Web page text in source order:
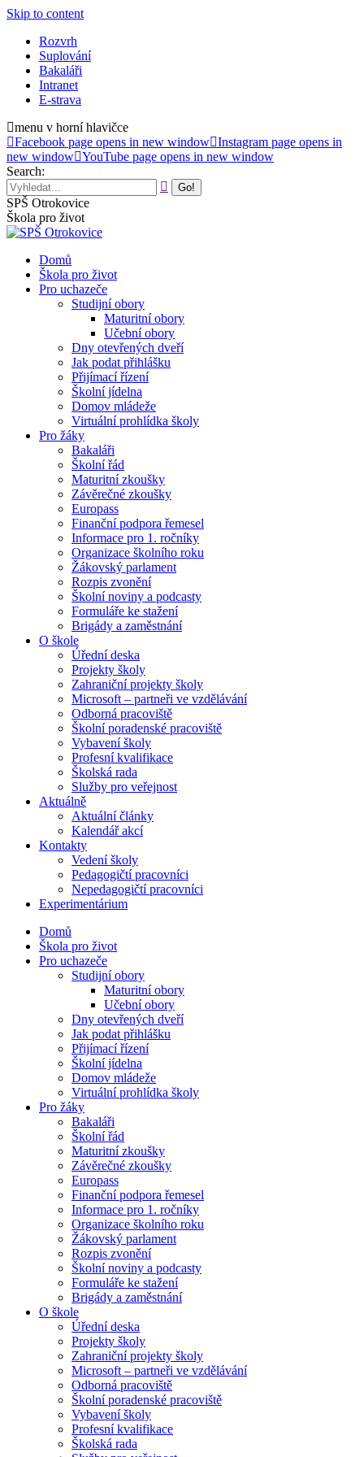
Skip to content
Rozvrh
Suplování
Bakaláři
Intranet
E-strava
menu v horní hlavičce
Facebook page opens in new window Instagram page opens in
new window YouTube page opens in new window
Search:
SPŠ Otrokovice
Škola pro život
Domů
Škola pro život
Pro uchazeče
Studijní obory
Maturitní obory
Učební obory
Dny otevřených dveří
Jak podat přihlášku
Přijímací řízení
Školní jídelna
Domov mládeže
Virtuální prohlídka školy
Pro žáky
Bakaláři
Školní řád
Maturitní zkoušky
Závěrečné zkoušky
Europass
Finanční podpora řemesel
Informace pro 1. ročníky
Organizace školního roku
Žákovský parlament
Rozpis zvonění
Školní noviny a podcasty
Formuláře ke stažení
Brigády a zaměstnání
O škole
Úřední deska
Projekty školy
Zahraniční projekty školy
Microsoft – partneři ve vzdělávání
Odborná pracoviště
Školní poradenské pracoviště
Vybavení školy
Profesní kvalifikace
Školská rada
Služby pro veřejnost
Aktuálně
Aktuální články
Kalendář akcí
Kontakty
Vedení školy
Pedagogičtí pracovníci
Nepedagogičtí pracovníci
Experimentárium
Domů
Škola pro život
Pro uchazeče
Studijní obory
Maturitní obory
Učební obory
Dny otevřených dveří
Jak podat přihlášku
Přijímací řízení
Školní jídelna
Domov mládeže
Virtuální prohlídka školy
Pro žáky
Bakaláři
Školní řád
Maturitní zkoušky
Závěrečné zkoušky
Europass
Finanční podpora řemesel
Informace pro 1. ročníky
Organizace školního roku
Žákovský parlament
Rozpis zvonění
Školní noviny a podcasty
Formuláře ke stažení
Brigády a zaměstnání
O škole
Úřední deska
Projekty školy
Zahraniční projekty školy
Microsoft – partneři ve vzdělávání
Odborná pracoviště
Školní poradenské pracoviště
Vybavení školy
Profesní kvalifikace
Školská rada